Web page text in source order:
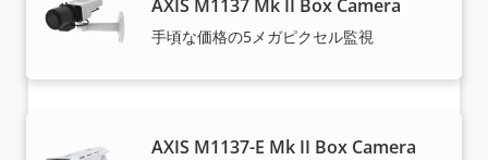
AXIS M1137 Mk II Box Camera
手頃な価格の5メガピクセル監視
AXIS M1137-E Mk II Box Camera